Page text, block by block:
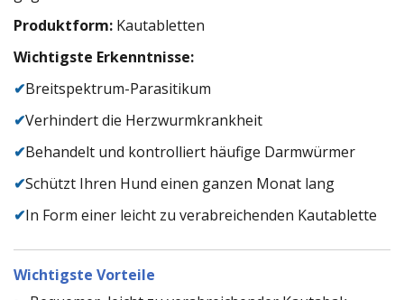
Produktform: Kautabletten
Wichtigste Erkenntnisse:
✔Breitspektrum-Parasitikum
✔Verhindert die Herzwurmkrankheit
✔Behandelt und kontrolliert häufige Darmwürmer
✔Schützt Ihren Hund einen ganzen Monat lang
✔In Form einer leicht zu verabreichenden Kautablette
Wichtigste Vorteile